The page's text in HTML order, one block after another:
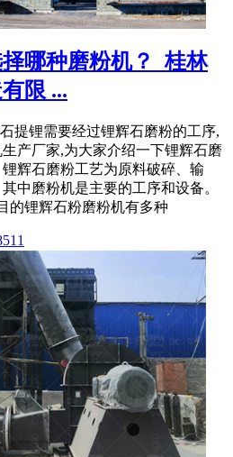
哪种磨粉机？_桂林
限 ...
提锂需要经过锂辉石磨粉的工序,
产厂家,为大家介绍一下锂辉石磨
辉石磨粉工艺为原料破碎、输
中磨粉机是主要的工序和设备。
的锂辉石粉磨粉机有多种